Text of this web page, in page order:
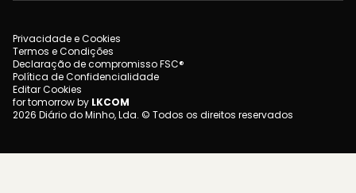
Privacidade e Cookies
Termos e Condições
Declaração de compromisso FSC®
Política de Confidencialidade
Editar Cookies
for tomorrow by LKCOM
2026 Diário do Minho, Lda. © Todos os direitos reservados